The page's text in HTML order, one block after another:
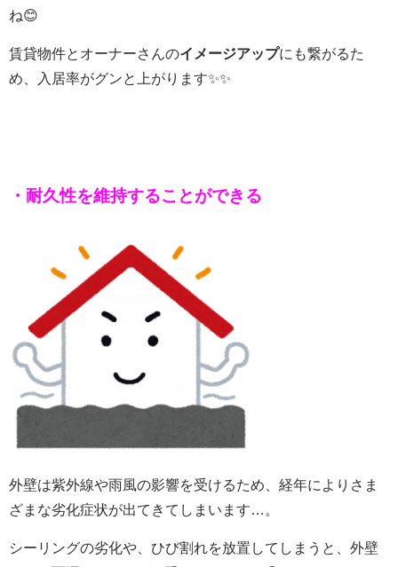
ね😊
賃貸物件と オーナーさんのイメージアップにも繋がるた
め、入居率がグンと上がります✨✨
・耐久性を維持することができる
外壁は紫外線や雨風の影響を受けるため、経年によりさま
ざまな劣化症状が出てきてしまいます…。
シーリングの劣化や、ひび割れを放置してしまうと、外壁